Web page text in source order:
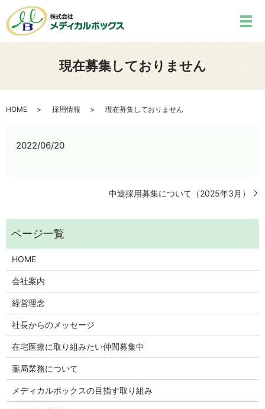
現在募集しておりません
HOME 採用情報 現在募集しておりません
2022/06/20
中途採用募集について（2025年3月）
HOME
会社案内
経営理念
社長からのメッセージ
在宅医療に取り組みたい仲間募集中
薬局業務について
メディカルボックスの目指す取り組み